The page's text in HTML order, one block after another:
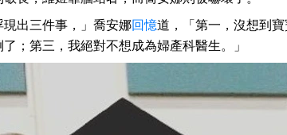
現出三件事，」喬安娜回憶道，「第一，沒想到
；第三，我絕對不想成為婦產科醫生。」